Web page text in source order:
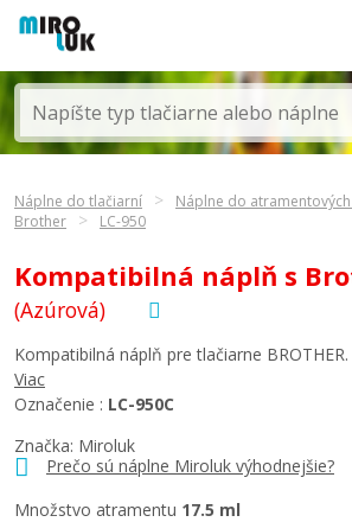
Náplne do tlačiarní Náplne do
Brother
LC-950
Kompatibilná náplň s
(Azúrová)
Značka: Miroluk
Prečo sú náplne Miroluk výhodnejšie?
Množstvo atramentu 17.5 ml
Kompatibilná náplň pre tlačiarne BROTHER.
Viac
Označenie : LC-950C